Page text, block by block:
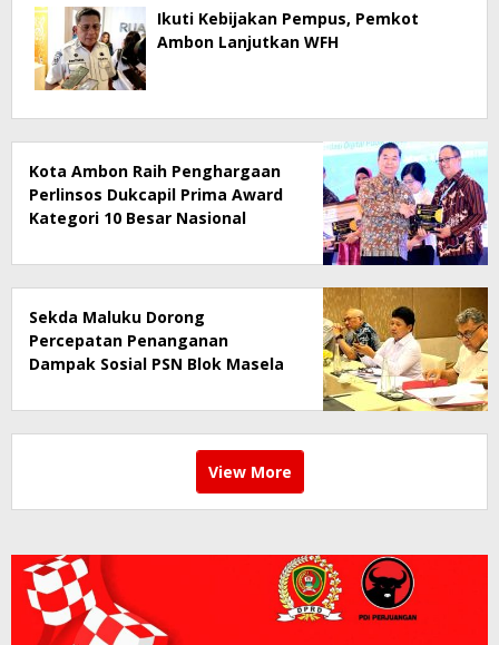
Ikuti Kebijakan Pempus, Pemkot
Ambon Lanjutkan WFH
Kota Ambon Raih Penghargaan
Perlinsos Dukcapil Prima Award
Kategori 10 Besar Nasional
Sekda Maluku Dorong
Percepatan Penanganan
Dampak Sosial PSN Blok Masela
View More